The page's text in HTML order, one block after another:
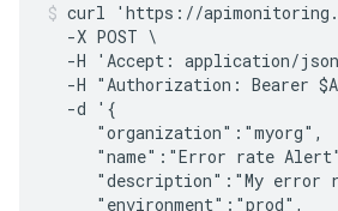
curl 'https://
  -X POST \
-H 'Accept: application/
-H "Authorization: Bearer
  -d '{
     "organization":"myorg",
"name":"Error rate
"description":"My error
     "environment":"prod",